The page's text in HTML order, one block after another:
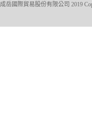
成岳國際貿易股份有限公司 2019